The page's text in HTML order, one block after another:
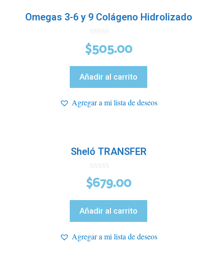
Omegas 3-6 y 9 Colágeno Hidrolizado
0
d
e
$505.00
Añadir al carrito
Agregar a mi lista de deseos
Sheló TRANSFER
0
d
e
$679.00
Añadir al carrito
Agregar a mi lista de deseos